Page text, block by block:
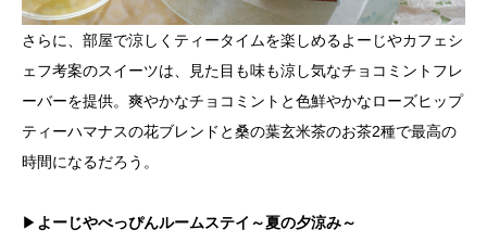
さらに、部屋で涼しくティータイムを楽しめるよーじやカフェシ
ェフ考案のスイーツは、見た目も味も涼し気なチョコミントフレ
ーバーを提供。爽やかなチョコミントと色鮮やかなローズヒップ
ティーハマナスの花ブレンドと桑の葉玄米茶のお茶2種で最高の
時間になるだろう。
▶ よーじやべっぴんルームステイ～夏の夕涼み～